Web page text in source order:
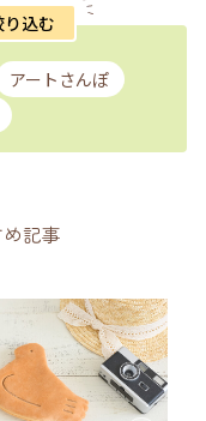
込む
アートさんぽ
記事